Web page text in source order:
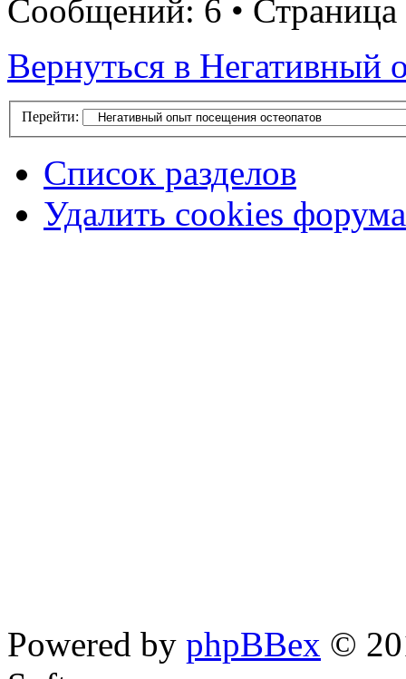
Сообщений: 6 • Страница
Вернуться в Негативный
Перейти:
Список разделов
Удалить cookies форума
Powered by phpBBex ©